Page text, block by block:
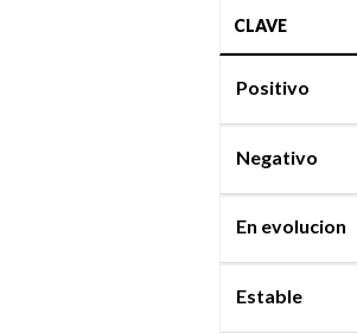
CLAVE
Positivo
Negativo
En evolucion
Estable